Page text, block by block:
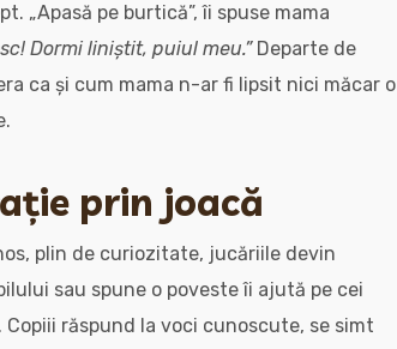
„Apasă pe burtică”, îi spuse mama
Dormi liniștit, puiul meu.”Departe de
ca și cum mama n-ar fi lipsit nici măcar o
prin joacă
plin de curiozitate, jucăriile devin
sau spune o poveste îi ajută pe cei
răspund la voci cunoscute, se simt